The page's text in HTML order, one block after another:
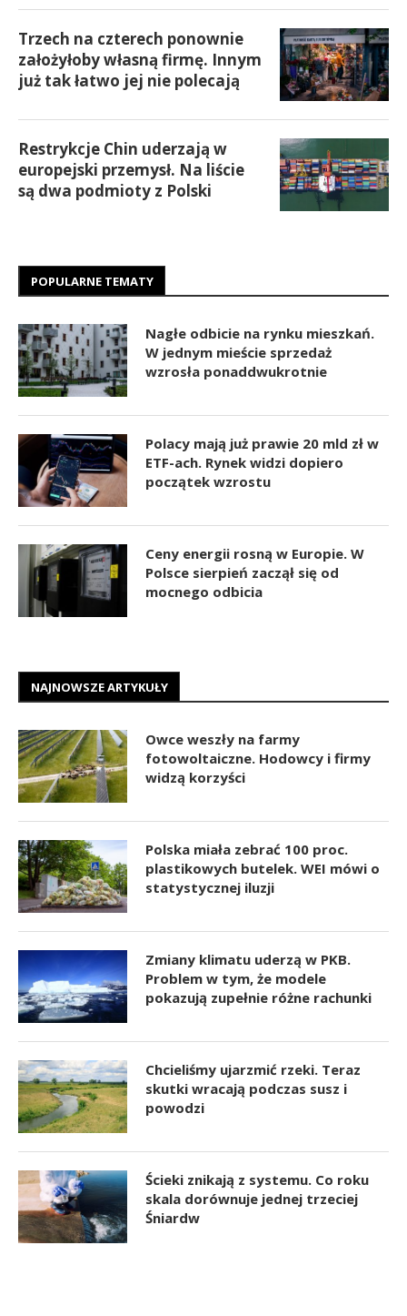
Trzech na czterech ponownie
założyłoby własną firmę. Innym
już tak łatwo jej nie polecają
Restrykcje Chin uderzają w
europejski przemysł. Na liście
są dwa podmioty z Polski
POPULARNE TEMATY
Nagłe odbicie na rynku mieszkań.
W jednym mieście sprzedaż
wzrosła ponaddwukrotnie
Polacy mają już prawie 20 mld zł w
ETF-ach. Rynek widzi dopiero
początek wzrostu
Ceny energii rosną w Europie. W
Polsce sierpień zaczął się od
mocnego odbicia
NAJNOWSZE ARTYKUŁY
Owce weszły na farmy
fotowoltaiczne. Hodowcy i firmy
widzą korzyści
Polska miała zebrać 100 proc.
plastikowych butelek. WEI mówi o
statystycznej iluzji
Zmiany klimatu uderzą w PKB.
Problem w tym, że modele
pokazują zupełnie różne rachunki
Chcieliśmy ujarzmić rzeki. Teraz
skutki wracają podczas susz i
powodzi
Ścieki znikają z systemu. Co roku
skala dorównuje jednej trzeciej
Śniardw